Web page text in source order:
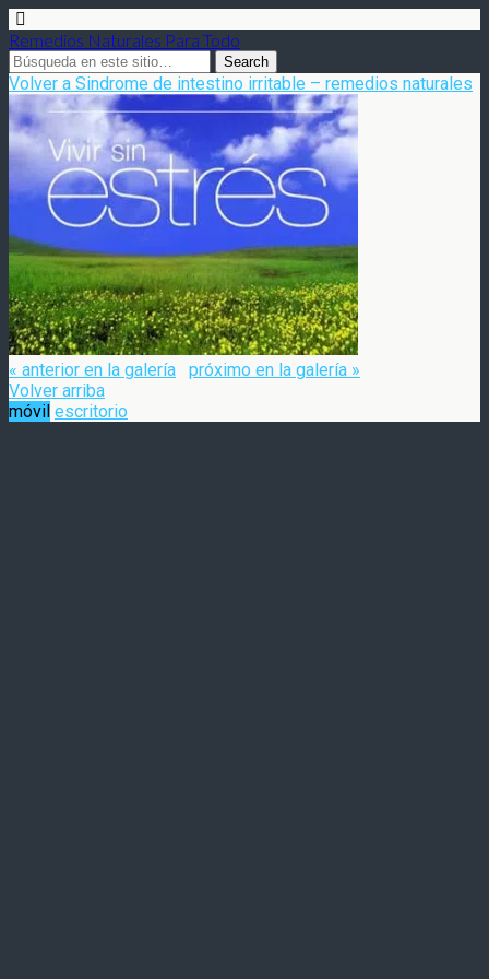
Remedios Naturales Para Todo
Volver a Sindrome de intestino irritable – remedios naturales
« anterior en la galería
próximo en la galería »
Volver arriba
móvil escritorio